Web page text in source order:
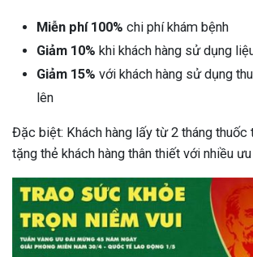
Miễn phí 100% chi phí khám bệnh
Giảm 10% khi khách hàng sử dụng
Giảm 15% với khách hàng sử dụng
lên
Đặc biệt: Khách hàng lấy từ 2 tháng
tặng thẻ khách hàng thân thiết với nhiều